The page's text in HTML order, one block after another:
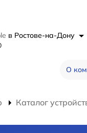
в Ростове-на-Дону
О
Каталог